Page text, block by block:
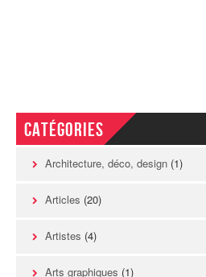
Catégories
Architecture, déco, design (1)
Articles (20)
Artistes (4)
Arts graphiques (1)